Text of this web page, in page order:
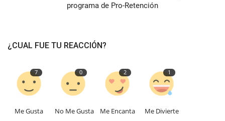
programa de Pro-Retención
¿CUAL FUE TU REACCIÓN?
7
Me Gusta
0
No Me Gusta
2
Me Encanta
1
Me Divierte